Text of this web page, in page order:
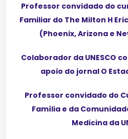
Professor convidado do
Familiar do The Milton H
(Phoenix, Arizona e
Colaborador da UNESCO
apoio do jornal O
Professor convidado do
Família e da
Medicina da